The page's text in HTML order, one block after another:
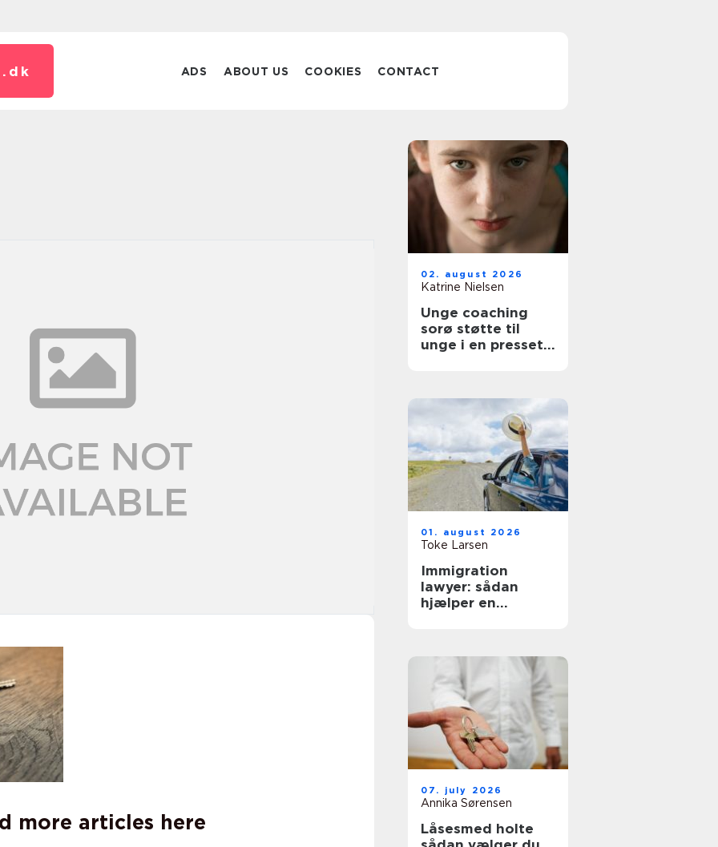
dk ADS ABOUT US COOKIES CONTACT
more articles here
02. august 2026
Katrine Nielsen
Unge coaching
sorø støtte til
unge i en presset
01. august 2026
Toke Larsen
Immigration
lawyer: sådan
hjælper en
07. july 2026
Annika Sørensen
Låsesmed holte